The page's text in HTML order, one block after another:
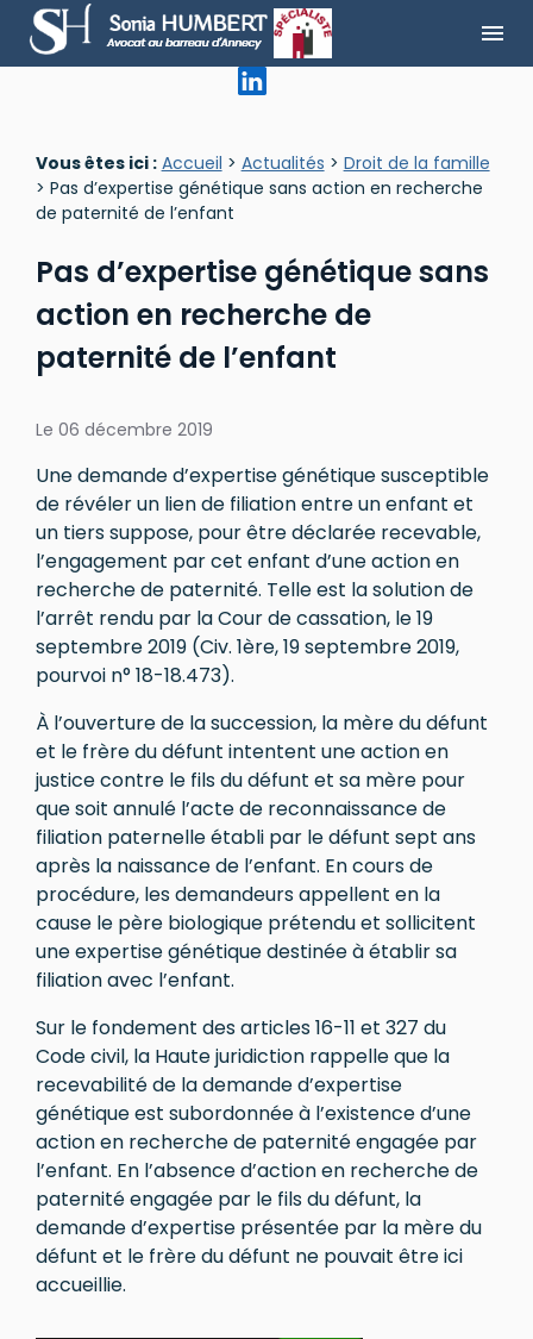
menu
Vous êtes ici : Accueil > Actualités > Droit de la famille
> Pas d’expertise génétique sans action en recherche
de paternité de l’enfant
Pas d’expertise génétique sans
action en recherche de
paternité de l’enfant
Le 06 décembre 2019
Une demande d’expertise génétique susceptible
de révéler un lien de filiation entre un enfant et
un tiers suppose, pour être déclarée recevable,
l’engagement par cet enfant d’une action en
recherche de paternité. Telle est la solution de
l’arrêt rendu par la Cour de cassation, le 19
septembre 2019 (Civ. 1ère, 19 septembre 2019,
pourvoi n° 18-18.473).
À l’ouverture de la succession, la mère du défunt
et le frère du défunt intentent une action en
justice contre le fils du défunt et sa mère pour
que soit annulé l’acte de reconnaissance de
filiation paternelle établi par le défunt sept ans
après la naissance de l’enfant. En cours de
procédure, les demandeurs appellent en la
cause le père biologique prétendu et sollicitent
une expertise génétique destinée à établir sa
filiation avec l’enfant.
Sur le fondement des articles 16-11 et 327 du
Code civil, la Haute juridiction rappelle que la
recevabilité de la demande d’expertise
génétique est subordonnée à l’existence d’une
action en recherche de paternité engagée par
l’enfant. En l’absence d’action en recherche de
paternité engagée par le fils du défunt, la
demande d’expertise présentée par la mère du
défunt et le frère du défunt ne pouvait être ici
accueillie.
Panneau de gestion des cookies